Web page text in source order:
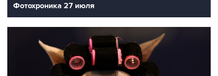
Фотохроника 27 июля